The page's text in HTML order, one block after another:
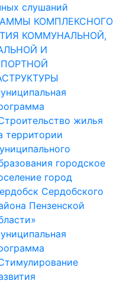
слушаний
КОМПЛЕКСНОГО
КОММУНАЛЬНОЙ,
И
жилья
территории
городское
город
Сердобского
Пензенской